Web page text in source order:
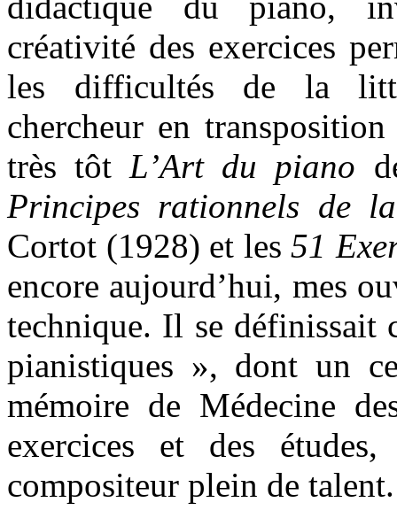
créativité des exercices
les difficultés de la
chercheur en
très tôtL’Art du piano
Principes rationnels de
Cortot (1928) et les51
encore aujourd’hui, mes
technique. Il se définissait
pianistiques », dont un
mémoire de Médecine
exercices et des
compositeur plein de talent.